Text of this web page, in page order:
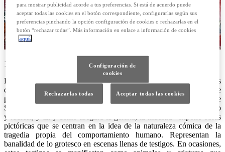
13/07/2022
Lo arriesgado y lo radical llega a Ibiza, y no precisamente hablamos
de su oferta de ocio. Eva Beresin (Budapest, 1955) es la artista que
protagonizará la próxima exposición anual de la Fundación La Nave
Salinas de Ibiza. Beresin es una artista que apuesta por lo arriesgado
y radical, y tal y como asegura la galería, la muestra “expone obras
pictóricas que se centran en la idea de la naturaleza cómica de la
tragedia propia del comportamiento humano. Representan la
banalidad de lo grotesco en escenas llenas de testigos. En ocasiones,
para mostrar publicidad acorde a tus preferencias. Si está de acuerdo puede
aceptar todas las cookies en el botón correspondiente, configurarlas según sus
preferencias pinchando la opción configuración de cookies o rechazarlas en el
botón “rechazar todas”. Más información en enlace a información de cookies
aquí.
Configuración de
cookies
Rechazarlas todas Aceptar todas las cookies